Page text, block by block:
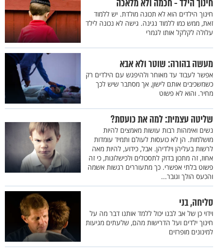
חינוך הילד - חכמה ולא מלאכה
חינוך הילדים הוא לא תכונה מולדת. יש ללמוד
זאת, ממש כמו ללמוד נגינה. גישה לא נכונה לילד
עלולה לקלקל אותו לגמרי
מעשה בהורה: שוטר ולא אבא
אפשר לעבוד עד מאוחר ולהיפגש עם הילדים רק
כשמשכיבים אותם לישון, אך מסתבר שיש לכך
מחיר. והוא לא פשוט
שליטה עצמית: למה את כועסת?
נשים ואימהות רבות עושות מאמצים להיות
מושלמות. הן לא כועסות לעולם ותמיד עומדות
לרשות בעליהן וילדיהן. אבל, כידוע, להיות מאה
אחוז, זה מתכון בדוק לתסכולים ולכישלונות, כי זה
פשוט בלתי אפשרי. כך מתעוררים רגשות אשמה
והכעס הולך וגובר...
סליחה, בני
וידוי כן של אב לבנו יכול ללמד אותנו דבר מה על
חינוך ילדים ועל הדרישות מהם, שלעתים מגיעות
למינונים מופרזים